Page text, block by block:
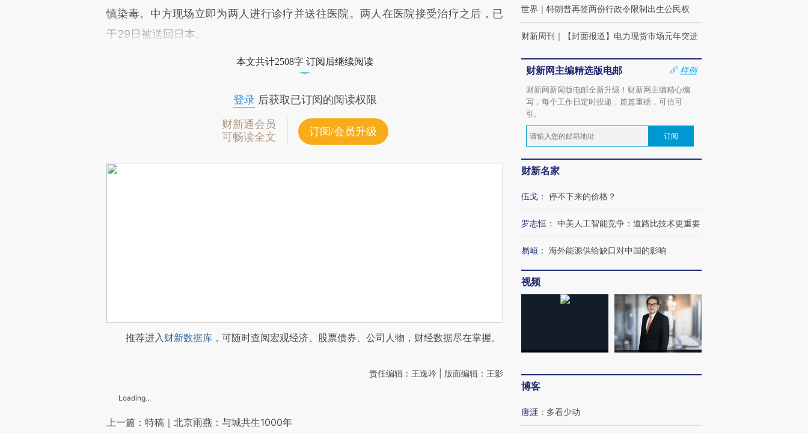
慎染毒。中方现场立即为两人进行诊疗并送往医院。两人在医院接受治疗之后，已
于29日被送回日本。
本文共计2508字 订阅后继续阅读
登录后获取已订阅的阅读权限
财新通会员
可畅读全文
订阅/会员升级
推荐进入财新数据库 ，可随时查阅宏观经济、股票债券、公司人物，财经数据尽在掌握。
责任编辑：王逸吟 | 版面编辑：王影
Loading...
上一篇：特稿｜北京雨燕：与城共生1000年
世界 ｜ 特朗普再签两份行政令限制出生公民权
财新周刊 ｜ 【封面报道】电力现货市场元年突进
财新网主编精选版电邮
样例
财新网新闻版电邮全新升级！财新网主编精心编
写，每个工作日定时投递，篇篇重磅，可信可
引。
订阅
财新名家
伍戈 ： 停不下来的价格？
罗志恒 ： 中美人工智能竞争：道路比技术更重要
易峘 ： 海外能源供给缺口对中国的影响
视频
博客
唐涯 ： 多看少动